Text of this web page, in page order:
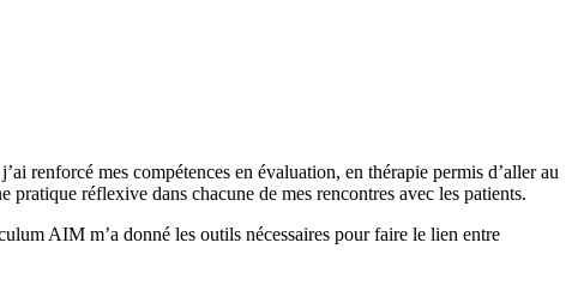
renforcé mes compétences en évaluation, en thérapie permis d’aller au
pratique réflexive dans chacune de mes rencontres avec les patients.
AIM m’a donné les outils nécessaires pour faire le lien entre